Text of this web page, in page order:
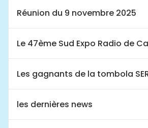
Réunion du 9 novembre 2025
Le 47ème Sud Expo Radio de
Les gagnants de la tombola
les dernières news